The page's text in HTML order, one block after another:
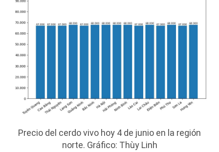
Precio del cerdo vivo hoy 4 de junio en la región
norte. Gráfico: Thùy Linh